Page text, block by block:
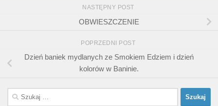
NASTĘPNY POST
OBWIESZCZENIE
POPRZEDNI POST
Dzień baniek mydlanych ze Smokiem Edziem i dzień
kolorów w Baninie.
Szukaj: